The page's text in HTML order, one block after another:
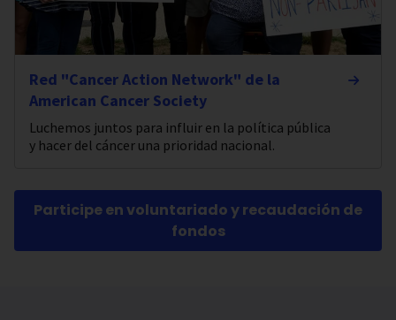
Red "Cancer Action Network" de la
American Cancer Society
Luchemos juntos para influir en la política pública
y hacer del cáncer una prioridad nacional.
Participe en voluntariado y recaudación de
fondos